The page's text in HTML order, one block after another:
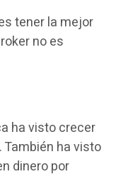
tener la mejor
no es
ha visto crecer
ha visto
dinero por